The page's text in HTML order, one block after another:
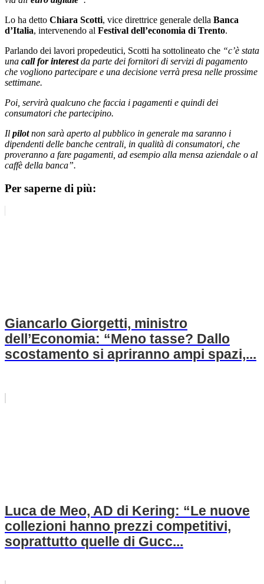
Lo ha detto Chiara Scotti, vice direttrice generale della Banca
d’Italia, intervenendo al Festival dell’economia di Trento.
Parlando dei lavori propedeutici, Scotti ha sottolineato che “c’è stata
una call for interestda parte dei fornitori di servizi di pagamento
che vogliono partecipare e una decisione verrà presa nelle prossime
settimane.
Poi, servirà qualcuno che faccia i pagamenti e quindi dei
consumatori che partecipino.
Il pilotnon sarà aperto al pubblico in generale ma saranno i
dipendenti delle banche centrali, in qualità di consumatori, che
proveranno a fare pagamenti, ad esempio alla mensa aziendale o al
caffè della banca”.
Per saperne di più:
Giancarlo Giorgetti, ministro
dell’Economia: “Meno tasse? Dallo
scostamento si apriranno ampi spazi,...
Luca de Meo, AD di Kering: “Le nuove
collezioni hanno prezzi competitivi,
soprattutto quelle di Gucc...